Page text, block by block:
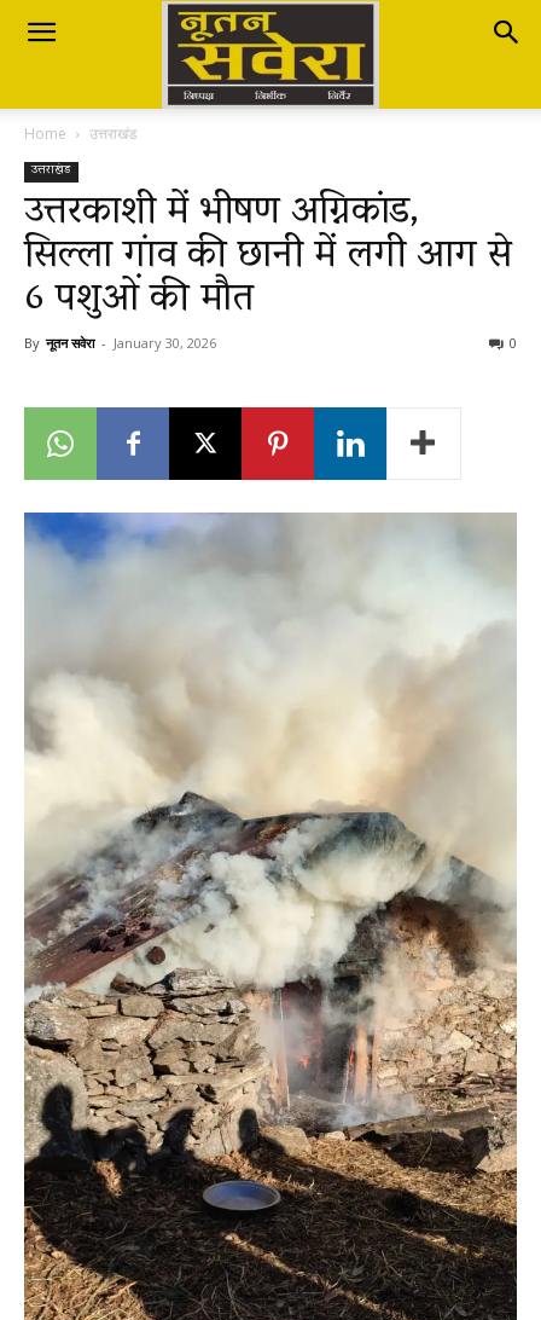
Nutan
Savera
नूतन
सवेरा
Breaking
LIVE
Home उत्तराखंड
उत्तराखंड
उत्तरकाशी में भीषण अग्निकांड,
सिल्ला गांव की छानी में लगी आग से
6 पशुओं की मौत
By नूतन सवेरा - January 30, 2026 0